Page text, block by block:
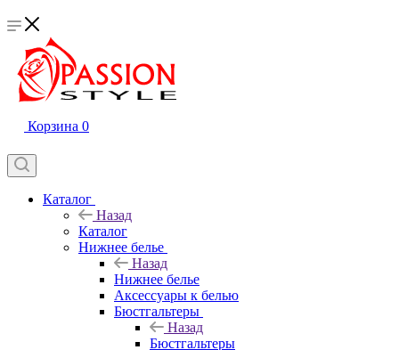
Корзина 0
Каталог
Назад
Каталог
Нижнее белье
Назад
Нижнее белье
Аксессуары к белью
Бюстгальтеры
Назад
Бюстгальтеры